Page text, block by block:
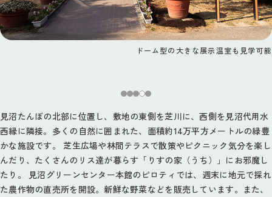
ドーム型の大きな展示温室も見学可能
見沼たんぼの北部に位置し、敷地の東側を芝川に、西側を見沼代用水
西縁に隣接。多くの自然に囲まれた、面積約14万平方メートルの緑豊
かな施設です。 芝生広場や林間テラスで散策やピクニック気分を楽し
んだり、たくさんのリス達が暮らす「りすの家（うち）」にお邪魔し
たり。 見沼グリーンセンター本館のピロティでは、週末に地元で採れ
た農作物の直売所を開設。新鮮な野菜などを販売しています。また、